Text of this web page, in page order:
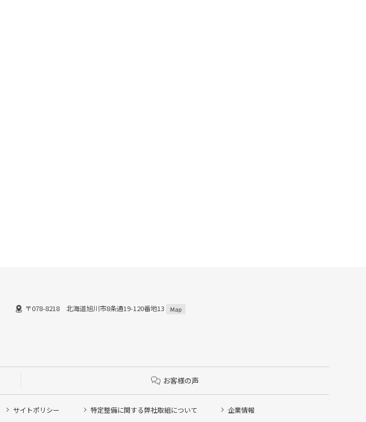
〒078-8218 北海道旭川市8条通19-120番地13 Map
お客様の声
サイトポリシー 特定整備に関する弊社取組について 企業情報